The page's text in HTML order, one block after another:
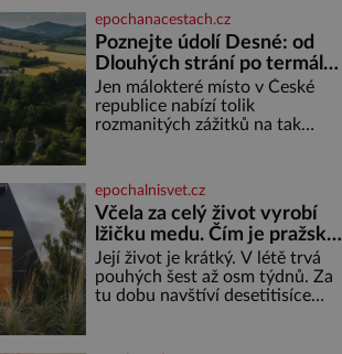
ochotný podat pomocnou ruku.
Vždycky jsem byla spíš
samotářka. Nepotřebovala jsem
kolem sebe partu kamarádek
ani partnera. Stačily mi knihy,
práce a hlavně klid. Hned po
studiích jsem odešla z rodného
epochanacestach.cz
Poznejte údolí Desné: od
Dlouhých strání po termální
prameny
Jen málokteré místo v České
republice nabízí tolik
rozmanitých zážitků na tak
jediného dne můžete
nahlédnout do útrob jedné z
nejvýznamnějších vodních
elektráren v Evropě, vydat se na
horské hřebeny, projet se na
koloběžce a den zakončit
poznáváním památek ve
epochalnisvet.cz
Včela za celý život vyrobí
lžičku medu. Čím je pražský
med ze střech tak ceněný?
Její život je krátký. V létě trvá
pouhých šest až osm týdnů. Za
tu dobu navštíví desetitisíce